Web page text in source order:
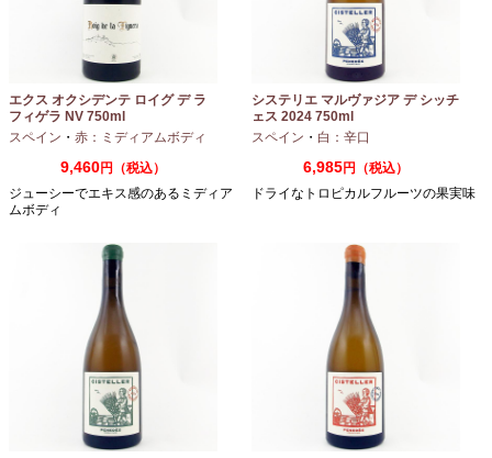
エクス オクシデンテ ロイグ デ ラ
フィゲラ NV 750ml
（2022/2023）
スペイン ・ 赤：ミディアムボディ
9,460円（税込）
ジューシーでエキス感のあるミディア
ムボディ
システリエ マルヴァジア デ シッチ
ェス 2024 750ml
スペイン ・ 白：辛口
6,985円（税込）
ドライなトロピカルフルーツの果実味